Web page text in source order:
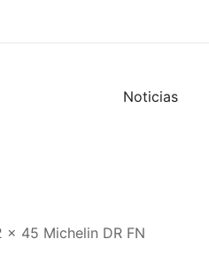
Noticias
x 45 Michelin DR FN